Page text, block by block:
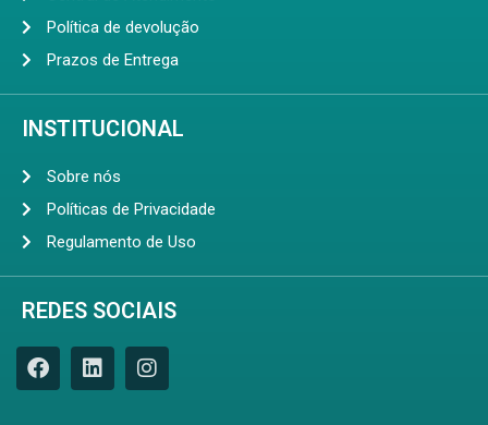
Política de devolução
Prazos de Entrega
INSTITUCIONAL
Sobre nós
Políticas de Privacidade
Regulamento de Uso
REDES SOCIAIS